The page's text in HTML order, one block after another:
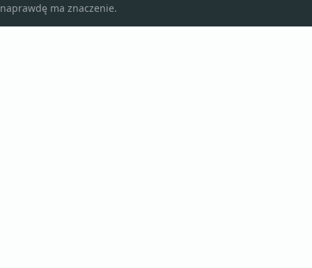
naprawdę ma znaczenie.